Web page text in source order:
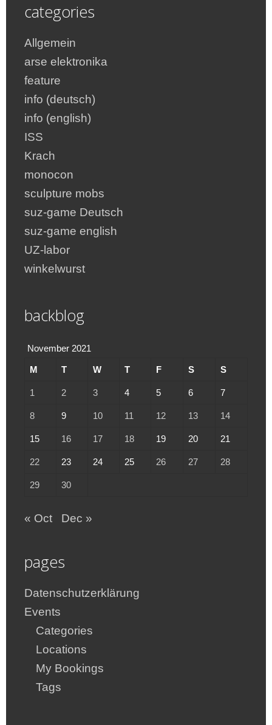
categories
Allgemein
arse elektronika
feature
info (deutsch)
info (english)
ISS
Krach
monocon
sculpture mobs
suz-game Deutsch
suz-game english
UZ-labor
winkelwurst
backblog
November 2021
M T W T F S S
1 2 3 4 5 6 7
8 9 10 11 12 13 14
15 16 17 18 19 20 21
22 23 24 25 26 27 28
29 30
« Oct Dec »
pages
Datenschutzerklärung
Events
Categories
Locations
My Bookings
Tags